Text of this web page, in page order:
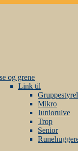
og grene
Link til
Mikro
Juniorulve
Trop
Senior